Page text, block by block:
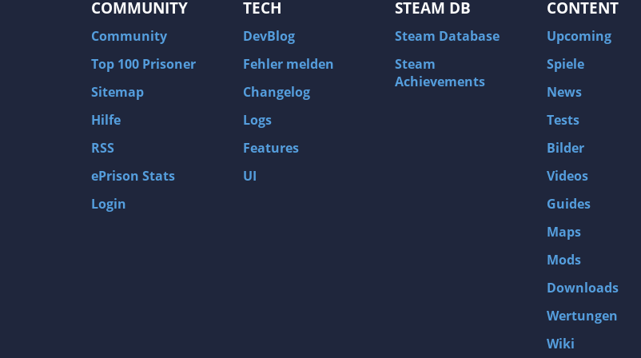
COMMUNITY
Community
Top 100 Prisoner
Sitemap
Hilfe
RSS
ePrison Stats
Login
TECH
DevBlog
Fehler melden
Changelog
Logs
Features
UI
STEAM DB
Steam Database
Steam
Achievements
CONTENT
Upcoming
Spiele
News
Tests
Bilder
Videos
Guides
Maps
Mods
Downloads
Wertungen
Wiki